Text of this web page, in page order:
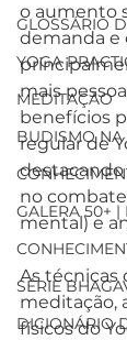
GLOSSÁRIO
YOGA
MEDITAÇÃO
BUDISMO NA
GALERA 50+
SÉRIE
DICIONÁRIO
o aumento
demanda e
mais
benefícios
regular de
no
mental) e
As técnicas
meditação,
físicos do